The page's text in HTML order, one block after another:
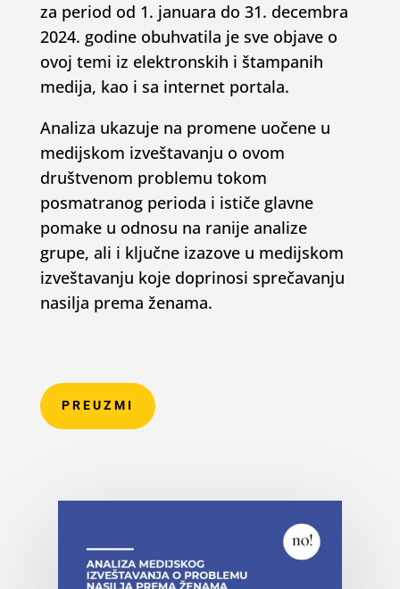
za period od 1. januara do 31. decembra
2024. godine obuhvatila je sve objave o
ovoj temi iz elektronskih i štampanih
medija, kao i sa internet portala.
Analiza ukazuje na promene uočene u
medijskom izveštavanju o ovom
društvenom problemu tokom
posmatranog perioda i ističe glavne
pomake u odnosu na ranije analize
grupe, ali i ključne izazove u medijskom
izveštavanju koje doprinosi sprečavanju
nasilja prema ženama.
PREUZMI